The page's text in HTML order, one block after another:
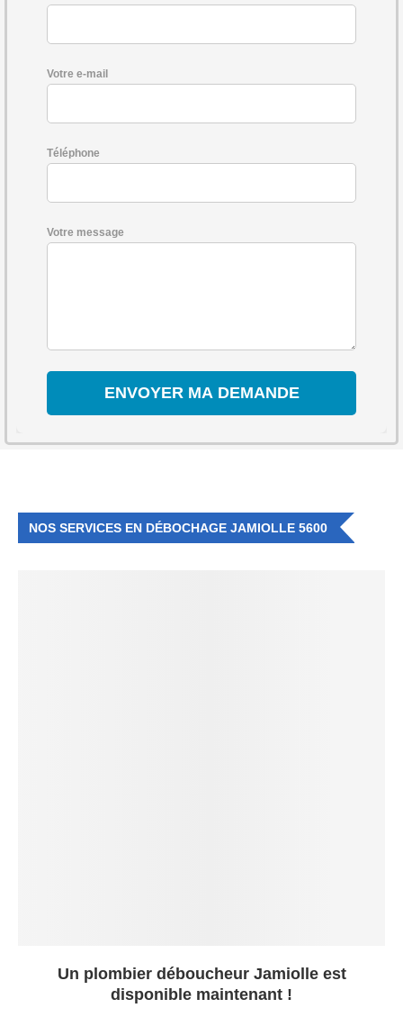
Votre e-mail
Téléphone
Votre message
NOS SERVICES EN DÉBOCHAGE JAMIOLLE 5600
Un plombier déboucheur Jamiolle est
disponible maintenant !